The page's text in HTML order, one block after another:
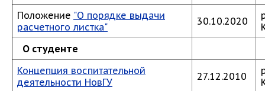
Положение "О порядке выдачи
расчетного листка"
30.10.2020
О студенте
Концепция воспитательной
деятельности НовГУ
27.12.2010